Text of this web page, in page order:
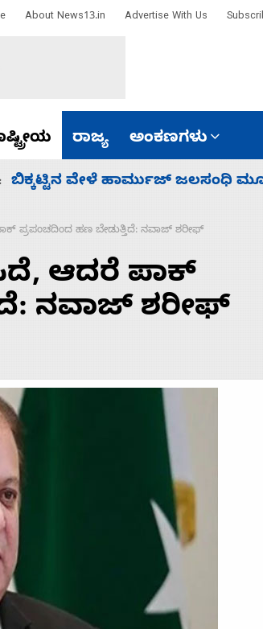
About News13.in Advertise With Us
ರಾಜ್ಯ ಅಂಕಣಗಳು
ನಾಗೇಂದ್ರ ರಾಜೀನಾಮೆ ಕೊಡದಿದ್ದರೆ
ಪ್ರಪಂಚದಿಂದ ಹಣ ಬೇಡುತ್ತಿದೆ: ನವಾಜ್‌ ಶರೀಫ್
ಆದರೆ ಪಾಕ್‌
ನವಾಜ್‌ ಶರೀಫ್